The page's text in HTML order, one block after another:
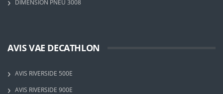
DIMENSION PNEU 3008
AVIS VAE DECATHLON
AVIS RIVERSIDE 500E
AVIS RIVERSIDE 900E